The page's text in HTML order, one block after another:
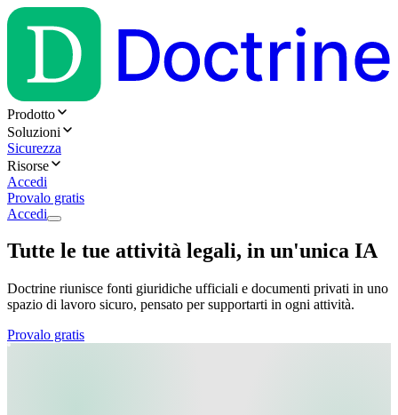
Prodotto
Soluzioni
Sicurezza
Risorse
Accedi
Provalo gratis
Accedi
Tutte le tue attività legali, in un'unica IA
Doctrine riunisce fonti giuridiche ufficiali e documenti privati in uno
spazio di lavoro sicuro, pensato per supportarti in ogni attività.
Provalo gratis